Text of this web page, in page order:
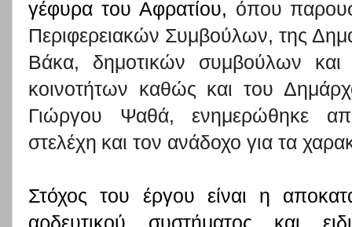
γέφυρα του Αφρατίου, όπου
Περιφερειακών Συμβούλων, της
Βάκα, δημοτικών συμβούλων
κοινοτήτων καθώς και του
Γιώργου Ψαθά, ενημερώθηκε
στελέχη και τον ανάδοχο για τα
Στόχος του έργου είναι η
αρδευτικού συστήματος και